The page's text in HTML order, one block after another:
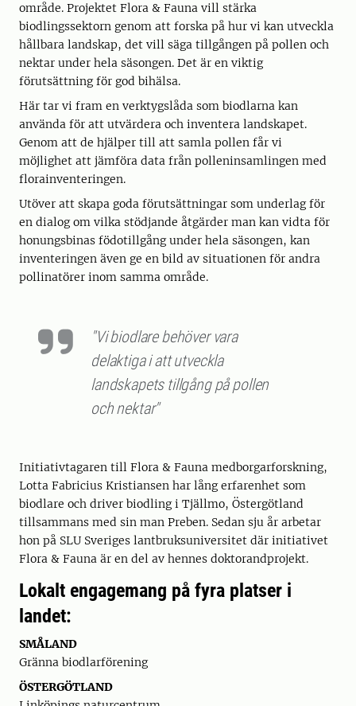
område. Projektet Flora & Fauna vill stärka
biodlingssektorn genom att forska på hur vi kan utveckla
hållbara landskap, det vill säga tillgången på pollen och
nektar under hela säsongen. Det är en viktig
förutsättning för god bihälsa.
Här tar vi fram en verktygslåda som biodlarna kan
använda för att utvärdera och inventera landskapet.
Genom att de hjälper till att samla pollen får vi
möjlighet att jämföra data från polleninsamlingen med
florainventeringen.
Utöver att skapa goda förutsättningar som underlag för
en dialog om vilka stödjande åtgärder man kan vidta för
honungsbinas födotillgång under hela säsongen, kan
inventeringen även ge en bild av situationen för andra
pollinatörer inom samma område.
"Vi biodlare behöver vara
delaktiga i att utveckla
landskapets tillgång på pollen
och nektar"
Initiativtagaren till Flora & Fauna medborgarforskning,
Lotta Fabricius Kristiansen har lång erfarenhet som
biodlare och driver biodling i Tjällmo, Östergötland
tillsammans med sin man Preben. Sedan sju år arbetar
hon på SLU Sveriges lantbruksuniversitet där initiativet
Flora & Fauna är en del av hennes doktorandprojekt.
Lokalt engagemang på fyra platser i
landet:
SMÅLAND
Gränna biodlarförening
ÖSTERGÖTLAND